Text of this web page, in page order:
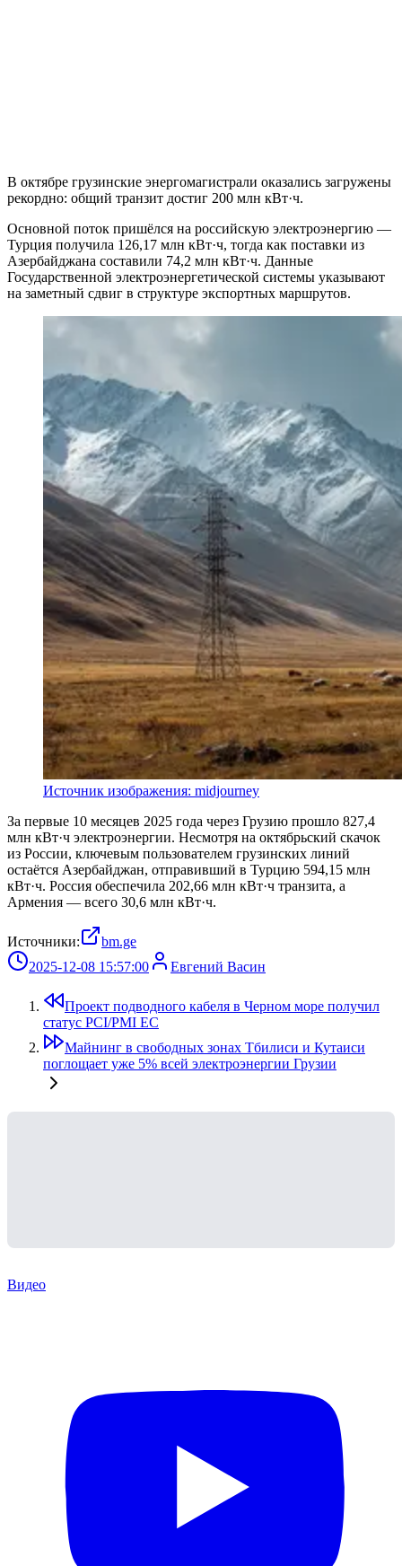
В октябре грузинские энергомагистрали оказались загружены
рекордно: общий транзит достиг 200 млн кВт·ч.
Основной поток пришёлся на российскую электроэнергию —
Турция получила 126,17 млн кВт·ч, тогда как поставки из
Азербайджана составили 74,2 млн кВт·ч. Данные
Государственной электроэнергетической системы указывают
на заметный сдвиг в структуре экспортных маршрутов.
Источник изображения: midjourney
За первые 10 месяцев 2025 года через Грузию прошло 827,4
млн кВт·ч электроэнергии. Несмотря на октябрьский скачок
из России, ключевым пользователем грузинских линий
остаётся Азербайджан, отправивший в Турцию 594,15 млн
кВт·ч. Россия обеспечила 202,66 млн кВт·ч транзита, а
Армения — всего 30,6 млн кВт·ч.
Источники:
bm.ge
2025-12-08 15:57:00
Евгений Васин
Проект подводного кабеля в Черном море получил
статус PCI/PMI ЕС
Майнинг в свободных зонах Тбилиси и Кутаиси
поглощает уже 5% всей электроэнергии Грузии
Видео